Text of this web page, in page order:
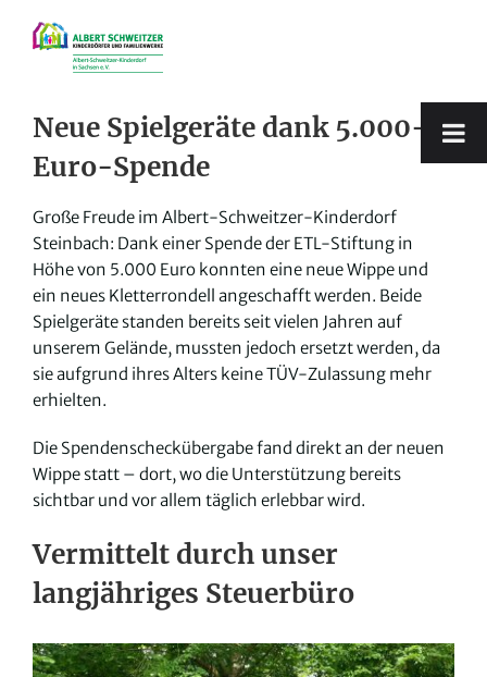
Inhalt
Neue Spielgeräte dank 5.000-
Euro-Spende
Große Freude im Albert-Schweitzer-Kinderdorf
Steinbach: Dank einer Spende der ETL-Stiftung in
Höhe von 5.000 Euro konnten eine neue Wippe und
ein neues Kletterrondell angeschafft werden. Beide
Spielgeräte standen bereits seit vielen Jahren auf
unserem Gelände, mussten jedoch ersetzt werden, da
sie aufgrund ihres Alters keine TÜV-Zulassung mehr
erhielten.
Die Spendenscheckübergabe fand direkt an der neuen
Wippe statt – dort, wo die Unterstützung bereits
sichtbar und vor allem täglich erlebbar wird.
Vermittelt durch unser
langjähriges Steuerbüro